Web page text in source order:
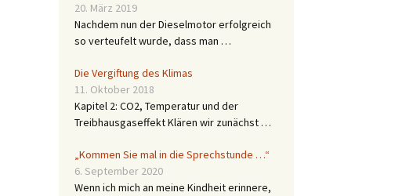
20. März 2019
Nachdem nun der Dieselmotor erfolgreich
so verteufelt wurde, dass man …
Die Vergiftung des Klimas
11. Oktober 2018
Kapitel 2: CO2, Temperatur und der
Treibhausgaseffekt Klären wir zunächst …
„Kommen Sie mal in die Sprechstunde …“
6. September 2020
Wenn ich mich an meine Kindheit erinnere,